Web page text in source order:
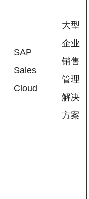
SAP
Sales
Cloud
大型
企业
销售
管理
解决
方案